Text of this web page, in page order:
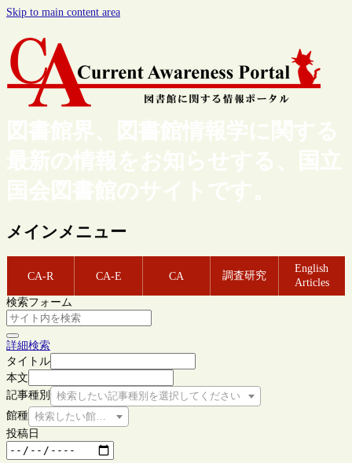
Skip to main content area
図書館界、図書館情報学に関する
最新の情報をお知らせする、国立
国会図書館のサイトです。
メインメニュー
CA-R CA-E CA 調査研究
English
Articles
検索フォーム
詳細検索
タイトル
本文
記事種別
検索したい記事種別を選択してください
館種 検索したい館種を選択してください
投稿日